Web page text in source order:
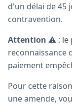
d'un délai de 45
contravention.
Attention ⚠️ : le
reconnaissance
paiement
Pour cette
une amende,